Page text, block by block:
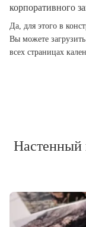
корпоративного
Да, для этого в
Вы можете
всех страницах
Настенный